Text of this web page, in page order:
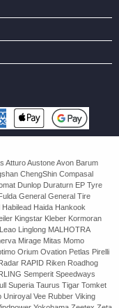
Atturo Austone Avon Barum
ChengShin Compasal
Dunlop Duraturn EP Tyre
General General Tire
Haida Hankook
Kingstar Kleber Kormoran
Linglong MALHOTRA
Mirage Mitas Momo
Orium Ovation Petlas Pirelli
RAPID Riken Roadhog
Semperit Speedways
Superia Taurus Tigar Tomket
Vee Rubber Viking